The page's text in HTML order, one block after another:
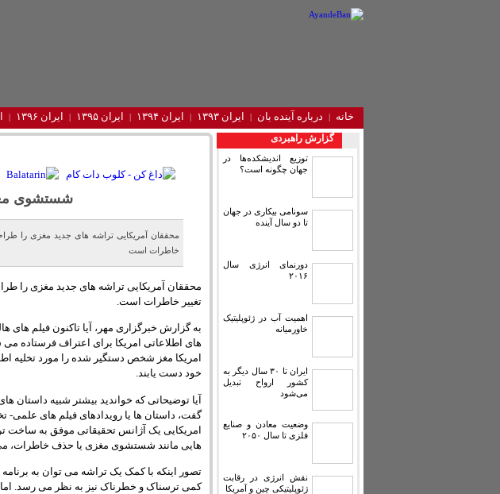
خانه درباره آینده‌ بان ایران ۱۳۹۳ ایران ۱۳۹۴ ایران ۱۳۹۵ ایران ۱۳۹۶
گزارش راهبردی
توزیع اندیشکده‌ها در
جهان چگونه است؟
سونامی بیکاری در جهان
تا دو سال آینده
دورنمای انرژی سال
۲۰۱۶
اهمیت آب در ژئوپلیتیک
خاورمیانه
ایران تا ۳۰ سال دیگر به
کشور ارواح تبدیل
می‌شود
وضعیت معادن و صنایع
فلزی تا سال ۲۰۵۰
نقش انرژی در رقابت
ژئوپلیتیکی چین و آمریکا
شستشوی
محققان آمریکایی تراشه های جدید مغزی را
خاطرات است
محققان آمریکایی تراشه های جدید مغزی را
تغییر خاطرات است.
به گزارش خبرگزاری مهر، آیا تاکنون فیلم
های اطلاعاتی امریکا برای اعتراف فرستاده می
امریکا مغز شخص دستگیر شده را مورد تخلیه
خود دست یابند.
آیا توضیحاتی که خواندید بیشتر شبیه داستان
گفت، داستان ها یا رویدادهای فیلم های علمی-
امریکایی یک آژانس تحقیقاتی موفق به ساخت
هایی مانند شستشوی مغزی یا حذف خاطرات، می
تصور اینکه با کمک یک تراشه می توان به
کمی ترسناک و خطرناک نیز به نظر می رسد. اما